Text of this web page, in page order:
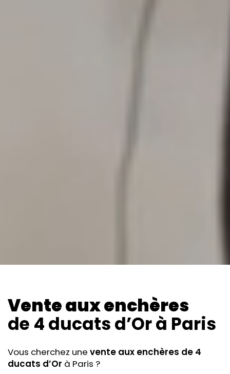
Vente aux enchères
de 4 ducats d’Orà Paris
Vous cherchez une vente aux enchères de 4
ducats d’Or à Paris ?